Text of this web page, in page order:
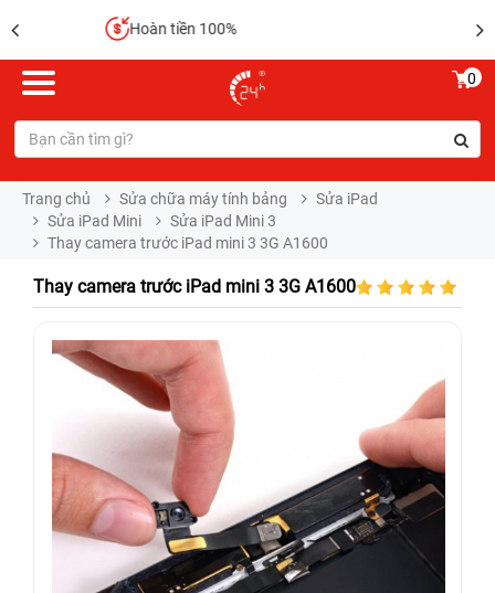
Sửa chữa lấy liền
0
Trang chủ Sửa chữa máy tính bảng
Sửa iPad
Sửa iPad Mini
Sửa iPad Mini 3
Thay camera trước iPad mini 3 3G A1600
Thay camera trước iPad mini 3 3G A1600